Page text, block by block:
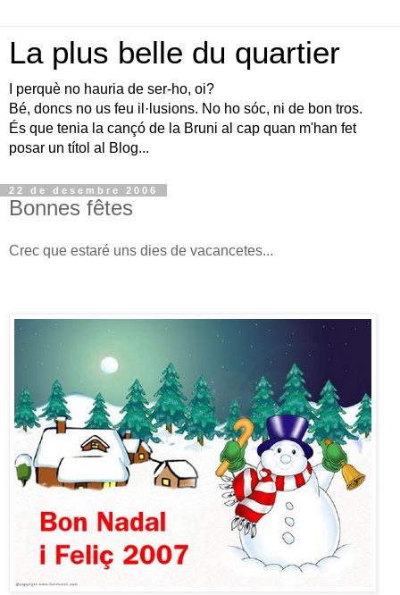
La plus belle du quartier
I perquè no hauria de ser-ho, oi?
Bé, doncs no us feu il·lusions. No ho sóc, ni de bon tros.
És que tenia la cançó de la Bruni al cap quan m'han fet
posar un títol al Blog...
22 de desembre 2006
Bonnes fêtes
Crec que estaré uns dies de vacancetes...